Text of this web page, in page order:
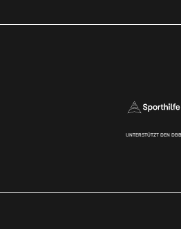
UNTERSTÜTZT DEN DBB